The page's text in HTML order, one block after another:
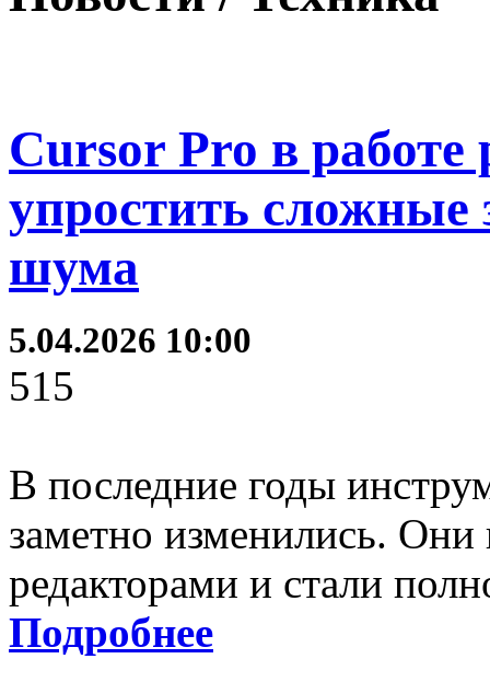
Cursor Pro в работе
упростить сложные
шума
5.04.2026 10:00
515
В последние годы
заметно изменились. Они
редакторами и стали
Подробнее